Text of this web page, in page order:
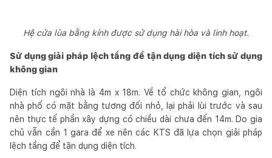
Hệ cửa lùa bằng kính được sử dụng hài hòa và linh hoạt.
Sử dụng giải pháp lệch tầng để tận dụng diện tích sử dụng
không gian
Diện tích ngôi nhà là 4m x 18m. Về tổ chức không gian, ngôi
nhà phố có mặt bằng tương đối nhỏ, lại phải lùi trước và sau
nên thực tế phần xây dựng có chiều dài chưa đến 14m. Do gia
chủ vẫn cần 1 gara để xe nên các KTS đã lựa chọn giải pháp
lệch tầng để tận dụng diện tích.